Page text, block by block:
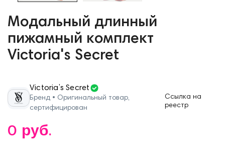
Модальный длинный
пижамный комплект
Victoria's Secret
Victoria’s Secret
Бренд • Оригинальный товар,
сертифицирован
Ссылка на
реестр
0 руб.